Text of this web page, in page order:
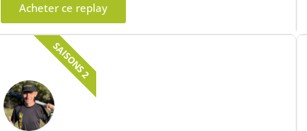
Acheter ce replay
SAISONS 2